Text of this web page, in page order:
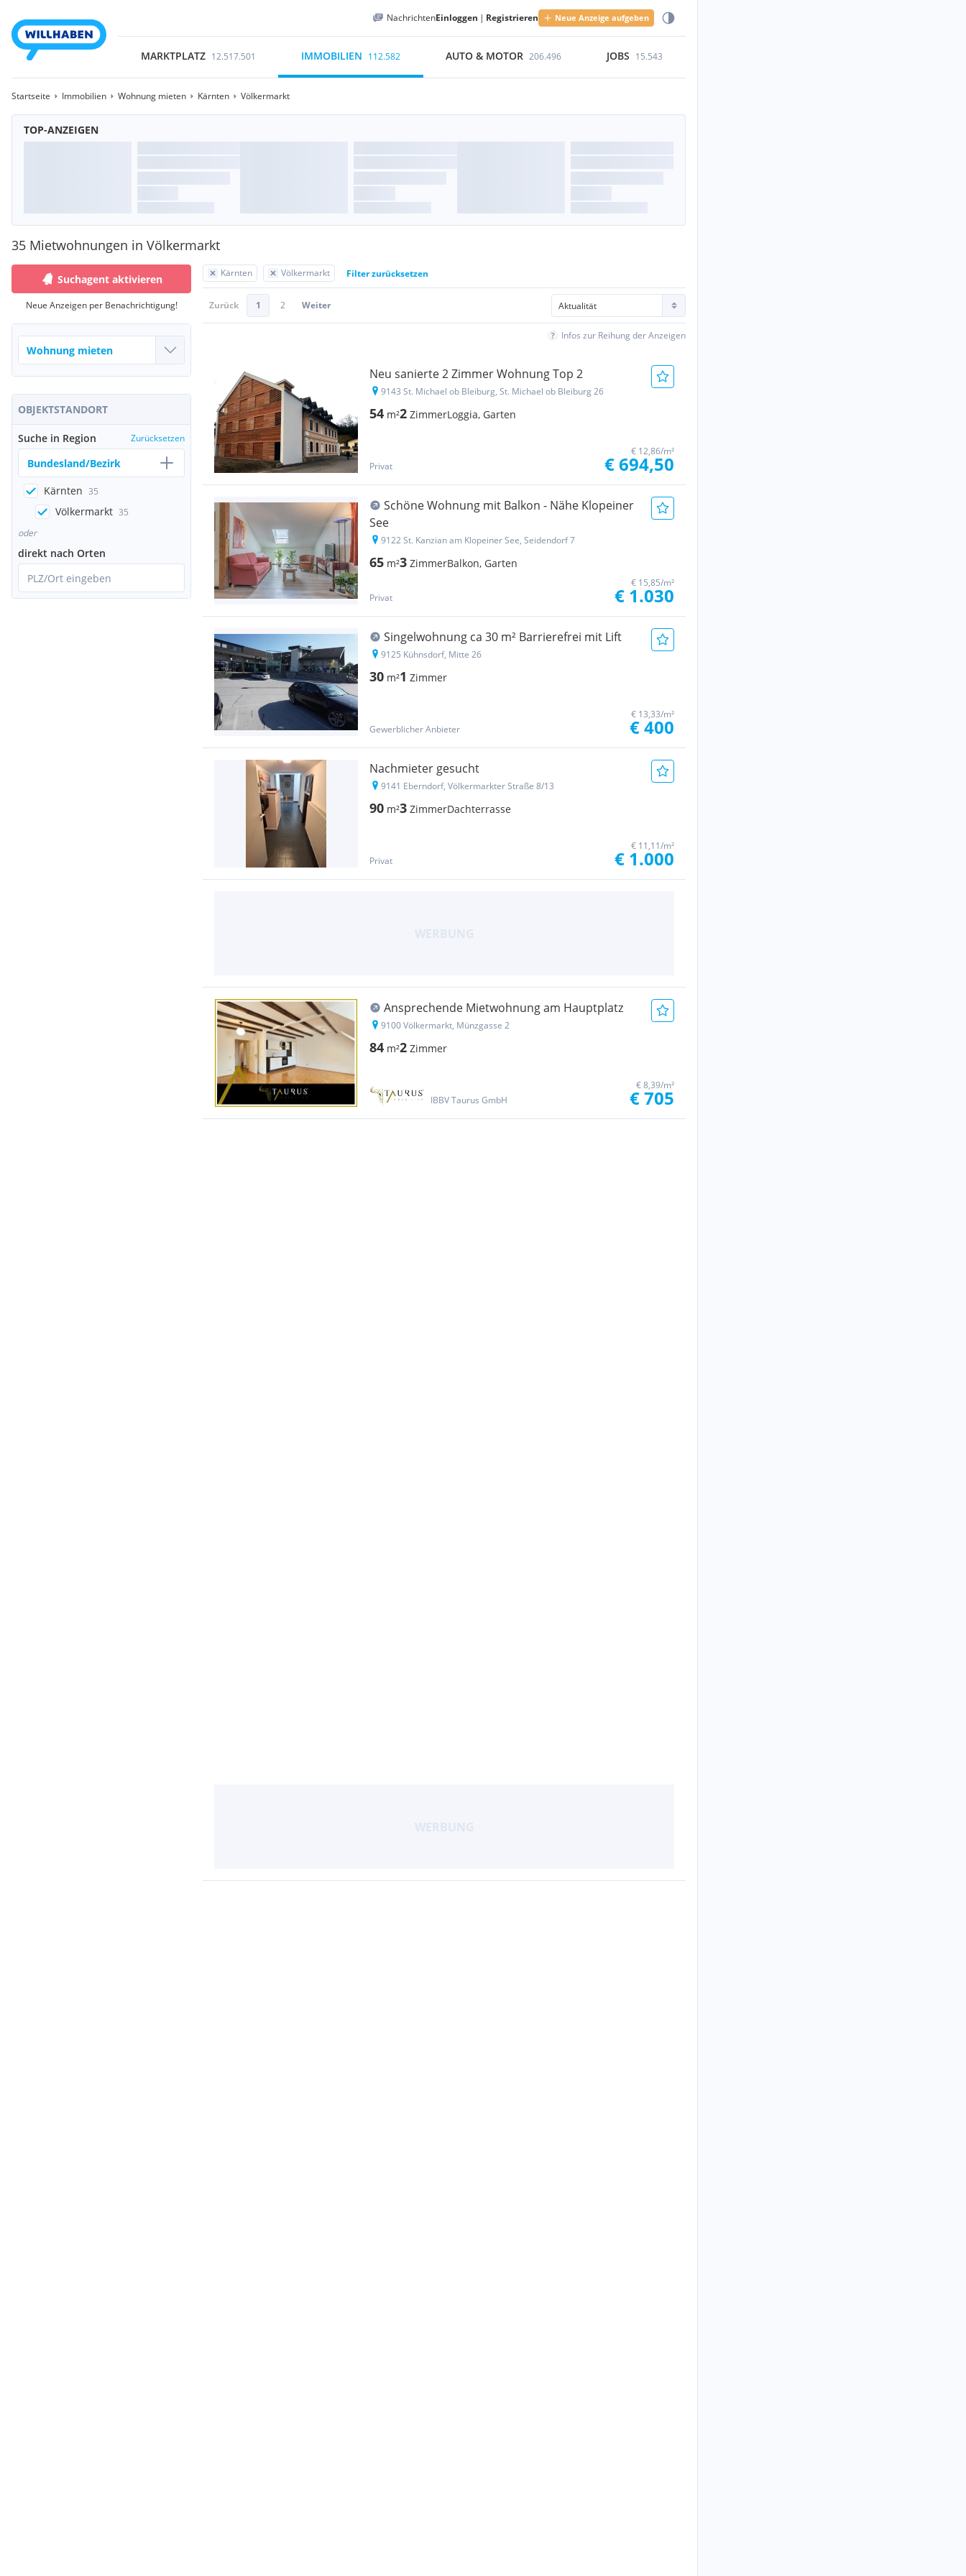
NachrichtenEinloggen | Registrieren Neue Anzeige aufgeben
MARKTPLATZ 12.517.501 IMMOBILIEN 112.582 AUTO & MOTOR 206.496 JOBS 15.543
Startseite Immobilien Wohnung mieten Kärnten Völkermarkt
TOP-ANZEIGEN
35 Mietwohnungen in Völkermarkt
Suchagent aktivieren
Neue Anzeigen per Benachrichtigung!
OBJEKTSTANDORT
Suche in Region Zurücksetzen
Bundesland/Bezirk
Kärnten 35
Völkermarkt 35
oder
direkt nach Orten
PLZ/Ort eingeben
Kärnten Völkermarkt Filter zurücksetzen
Zurück 1 2 Weiter
Infos zur Reihung der Anzeigen
Neu sanierte 2 Zimmer Wohnung Top 2
9143 St. Michael ob Bleiburg, St. Michael ob Bleiburg 26
54 m²2 ZimmerLoggia, Garten
Privat
€ 12,86/m²
€ 694,50
Schöne Wohnung mit Balkon - Nähe Klopeiner
See
9122 St. Kanzian am Klopeiner See, Seidendorf 7
65 m²3 ZimmerBalkon, Garten
Privat
€ 15,85/m²
€ 1.030
Singelwohnung ca 30 m² Barrierefrei mit Lift
9125 Kühnsdorf, Mitte 26
30 m²1 Zimmer
Gewerblicher Anbieter
€ 13,33/m²
€ 400
Nachmieter gesucht
9141 Eberndorf, Völkermarkter Straße 8/13
90 m²3 ZimmerDachterrasse
Privat
€ 11,11/m²
€ 1.000
Ansprechende Mietwohnung am Hauptplatz
9100 Völkermarkt, Münzgasse 2
84 m²2 Zimmer
IBBV Taurus GmbH
€ 8,39/m²
€ 705